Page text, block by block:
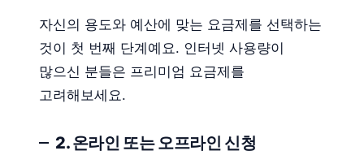
자신의 용도와 예산에 맞는 요금제를 선택하는
것이 첫 번째 단계예요. 인터넷 사용량이
많으신 분들은 프리미엄 요금제를
고려해보세요.
2. 온라인 또는 오프라인 신청